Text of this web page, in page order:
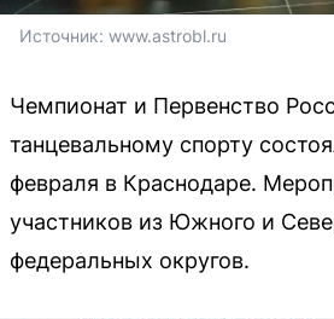
Источник: www.astrobl.ru
Чемпионат и Первенство
танцевальному спорту
февраля в Краснодаре.
участников из Южного и
федеральных округов.